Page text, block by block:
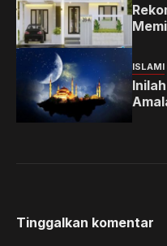
ISLAMI
Tinggalkan komentar